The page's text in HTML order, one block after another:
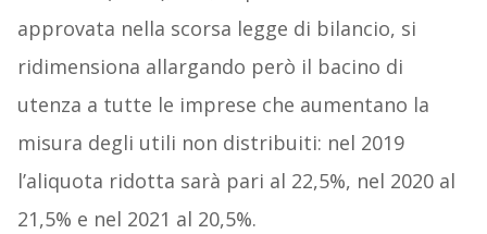
approvata nella scorsa legge di bilancio, si
ridimensiona allargando però il bacino di
utenza a tutte le imprese che aumentano la
misura degli utili non distribuiti: nel 2019
l’aliquota ridotta sarà pari al 22,5%, nel 2020 al
21,5% e nel 2021 al 20,5%.